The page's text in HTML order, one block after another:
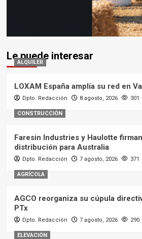
Le puede interesar
ALQUILER
LOXAM España amplía su red en
Dpto. Redacción 8 agosto, 2026 301
CONSTRUCCIÓN
Faresin Industries y Haulotte
distribución para Australia
Dpto. Redacción 7 agosto, 2026 371
AGRÍCOLA
AGCO reorganiza su cúpula
PTx
Dpto. Redacción 7 agosto, 2026 290
ELEVACIÓN